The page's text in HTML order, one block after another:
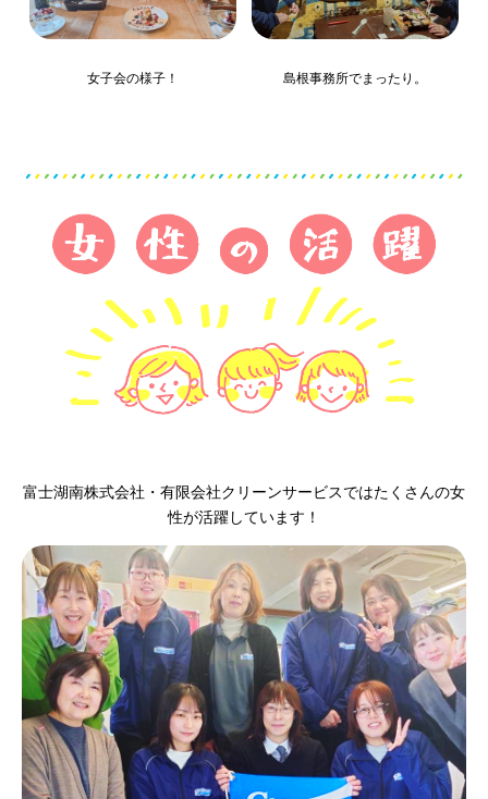
女子会の様子！ 島根事務所でまったり。
富士湖南株式会社・有限会社クリーンサービスではたくさんの女
性が活躍しています！